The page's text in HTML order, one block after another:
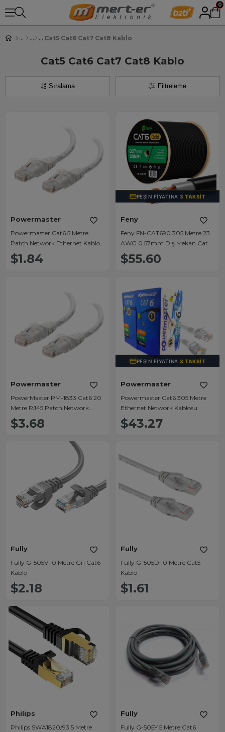
0
Cat5 Cat6 Cat7 Cat8 Kablo
Cat5 Cat6 Cat7 Cat8 Kablo
Filtreleme
Sıralama
Powermaster
Powermaster Cat6 5 Metre
Patch Network Ethernet Kablo
PM-1828
$1.84
PEŞIN FIYATINA3 TAKSIT
Feny
Feny FN-CAT690 305 Metre 23
AWG 0.57mm Dış Mekan Cat6
UTP Kablo
$55.60
Powermaster
PowerMaster PM-1833 Cat6 20
Metre RJ45 Patch Network
Ethernet İnternet Kablosu
$3.68
PEŞIN FIYATINA3 TAKSIT
Powermaster
Powermaster Cat6 305 Metre
Ethernet Network Kablosu
$43.27
Fully
Fully G-505V 10 Metre Gri Cat6
Kablo
$2.18
Fully
Fully G-505D 10 Metre Cat5
Kablo
$1.61
Philips
Philips SWA1820/93 5 Metre
Fully
Fully G-505Y 5 Metre Cat6